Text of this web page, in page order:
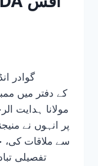
گوادر
مولانا ہدایت
پر انہوں نے
سے ملاقات کی،
تفصیلی